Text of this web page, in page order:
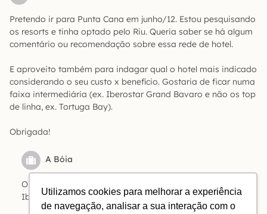
Utilizamos cookies para melhorar a experiência
de navegação, analisar a sua interação com o
Pretendo ir para Punta Cana em junho/12. Estou pesquisando
os resorts e tinha optado pelo Riu. Queria saber se há algum
comentário ou recomendação sobre essa rede de hotel.
E aproveito também para indagar qual o hotel mais indicado
considerando o seu custo x benefício. Gostaria de ficar numa
faixa intermediária (ex. Iberostar Grand Bavaro e não os top
de linha, ex. Tortuga Bay).
Obrigada!
A Bóia
Olá, Renata! Para o bolso da maioria das pessoas, o
Iberostar Grand Bávaro já é top de linha 😀